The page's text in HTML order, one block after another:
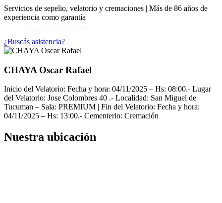
Servicios de sepelio, velatorio y cremaciones | Más de 86 años de
experiencia como garantía
¿Buscás asistencia?
CHAYA Oscar Rafael
Inicio del Velatorio: Fecha y hora: 04/11/2025 – Hs: 08:00.- Lugar
del Velatorio: Jose Colombres 40 .- Localidad: San Miguel de
Tucuman – Sala: PREMIUM | Fin del Velatorio: Fecha y hora:
04/11/2025 – Hs: 13:00.- Cementerio: Cremación
Nuestra ubicación